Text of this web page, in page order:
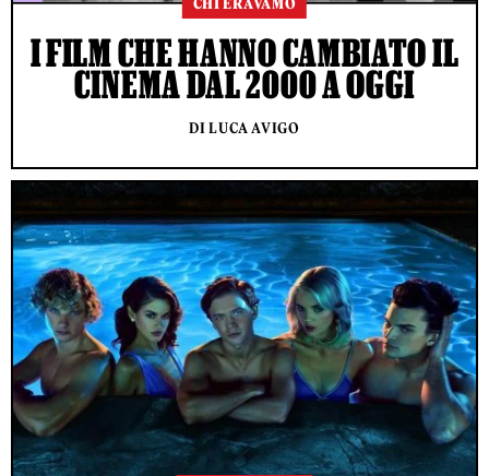
CHI ERAVAMO
I FILM CHE HANNO CAMBIATO IL
CINEMA DAL 2000 A OGGI
DI LUCA AVIGO